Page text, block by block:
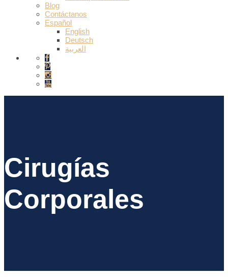
Blog
Contáctanos
Español
English
Deutsch
العربية
Cirugías
Corporales